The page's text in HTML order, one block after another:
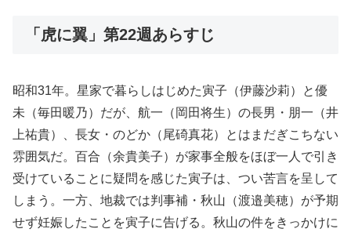
「虎に翼」第22週あらすじ
昭和31年。星家で暮らしはじめた寅子（伊藤沙莉）と優
未（毎田暖乃）だが、航一（岡田将生）の長男・朋一（井
上祐貴）、長女・のどか（尾碕真花）とはまだぎこちない
雰囲気だ。百合（余貴美子）が家事全般をほぼ一人で引き
受けていることに疑問を感じた寅子は、つい苦言を呈して
しまう。一方、地裁では判事補・秋山（渡邉美穂）が予期
せず妊娠したことを寅子に告げる。秋山の件をきっかけに